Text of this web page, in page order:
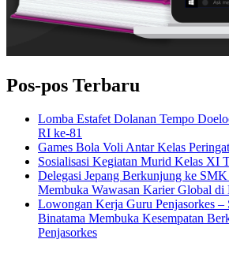
Pos-pos Terbaru
Lomba Estafet Dolanan Tempo
RI ke-81
Games Bola Voli Antar Kelas
Sosialisasi Kegiatan Murid Kelas XI
Delegasi Jepang Berkunjung ke
Membuka Wawasan Karier Global di
Lowongan Kerja Guru Penjasorkes –
Binatama Membuka Kesempatan
Penjasorkes